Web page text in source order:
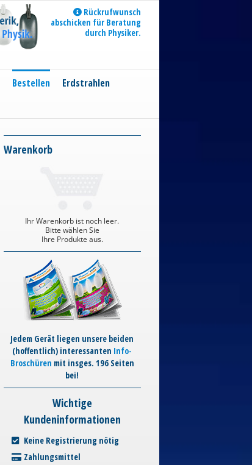
Rückrufwunsch
abschicken für Beratung
durch Physiker.
Bestellen
Erdstrahlen
Warenkorb
Ihr Warenkorb ist noch leer.
Bitte wählen Sie
Ihre Produkte aus.
Jedem Gerät liegen unsere beiden
(hoffentlich) interessanten Info-
Broschüren mit insges. 196 Seiten
bei!
Wichtige
Kundeninformationen
Keine Registrierung nötig
Zahlungsmittel